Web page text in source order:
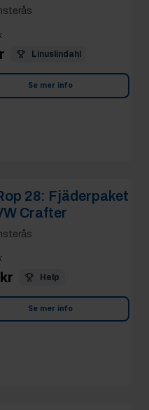
:
Linuslindahl
Se mer info
28: Fjäderpaket
Crafter
:
Help
Se mer info